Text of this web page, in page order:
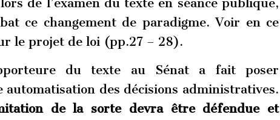
ce changement de paradigme. Voir en ce
le projet de loi (pp.27 – 28).
du texte au Sénat a fait poser
automatisation des décisions administratives.
de la sorte devra être défendue et